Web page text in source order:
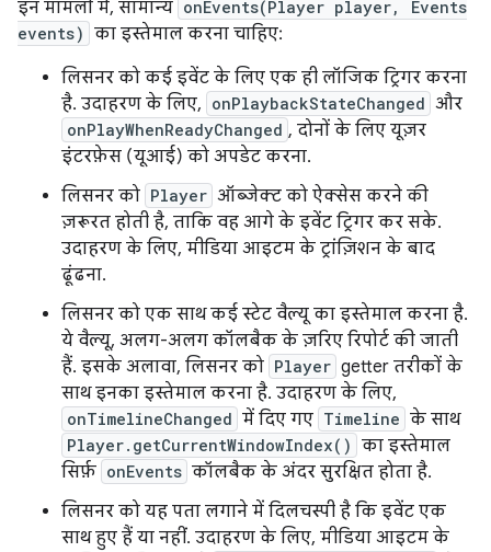
इन मामलों में, सामान्य onEvents(Player player, Events
events) का इस्तेमाल करना चाहिए:
लिसनर को कई इवेंट के लिए एक ही लॉजिक ट्रिगर करना
है. उदाहरण के लिए, onPlaybackStateChanged और
onPlayWhenReadyChanged , दोनों के लिए यूज़र
इंटरफ़ेस (यूआई) को अपडेट करना.
लिसनर को Player ऑब्जेक्ट को ऐक्सेस करने की
ज़रूरत होती है, ताकि वह आगे के इवेंट ट्रिगर कर सके.
उदाहरण के लिए, मीडिया आइटम के ट्रांज़िशन के बाद
ढूंढना.
लिसनर को एक साथ कई स्टेट वैल्यू का इस्तेमाल करना है.
ये वैल्यू, अलग-अलग कॉलबैक के ज़रिए रिपोर्ट की जाती
हैं. इसके अलावा, लिसनर को Player getter तरीकों के
साथ इनका इस्तेमाल करना है. उदाहरण के लिए,
onTimelineChanged में दिए गए Timeline के साथ
Player.getCurrentWindowIndex() का इस्तेमाल
सिर्फ़ onEvents कॉलबैक के अंदर सुरक्षित होता है.
लिसनर को यह पता लगाने में दिलचस्पी है कि इवेंट एक
साथ हुए हैं या नहीं. उदाहरण के लिए, मीडिया आइटम के